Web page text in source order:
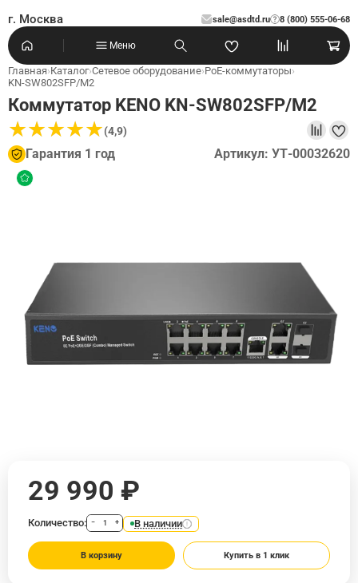
г. Москва sale@asdtd.ru 8 (800) 555-06-68
?
Меню
Главная›Каталог›Сетевое оборудование›PoE-коммутаторы›
KN-SW802SFP/M2
Коммутатор KENO KN-SW802SFP/M2
★★★★★
★★★★★(4,9)
Гарантия 1 год Артикул: УТ-00032620
29 990 ₽
Количество: − + В наличии
В корзину Купить в 1 клик